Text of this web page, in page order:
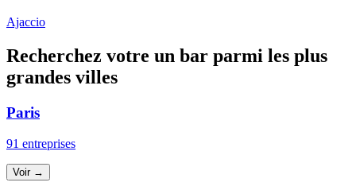
Ajaccio
Recherchez votre un bar parmi les plus
grandes villes
Paris
91 entreprises
Voir →